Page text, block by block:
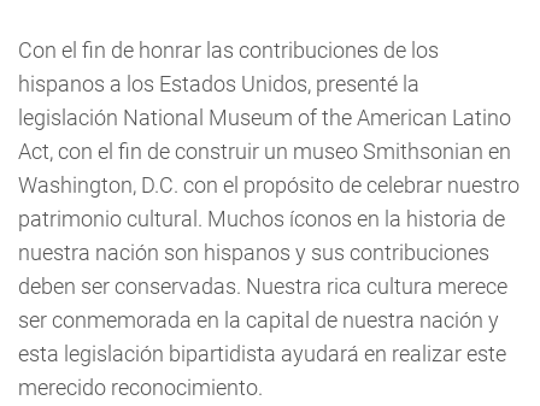
Con el fin de honrar las contribuciones de los
hispanos a los Estados Unidos, presenté la
legislación National Museum of the American Latino
Act, con el fin de construir un museo Smithsonian en
Washington, D.C. con el propósito de celebrar nuestro
patrimonio cultural. Muchos íconos en la historia de
nuestra nación son hispanos y sus contribuciones
deben ser conservadas. Nuestra rica cultura merece
ser conmemorada en la capital de nuestra nación y
esta legislación bipartidista ayudará en realizar este
merecido reconocimiento.